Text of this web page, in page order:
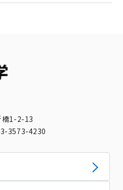
橋1-2-13
3573-4230